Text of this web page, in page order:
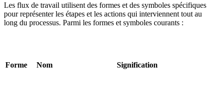
Les flux de travail utilisent des formes et des symboles spécifiques
pour représenter les étapes et les actions qui interviennent tout au
long du processus. Parmi les formes et symboles courants :
Forme Nom Signification